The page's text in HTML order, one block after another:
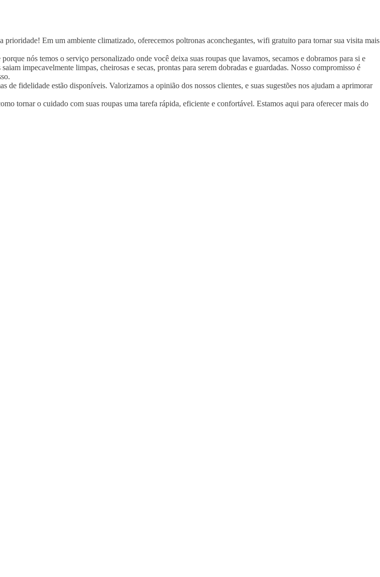
Em um ambiente climatizado, oferecemos poltronas aconchegantes, wifi gratuito para tornar sua visita mais
nós temos o serviço personalizado onde você deixa suas roupas que lavamos, secamos e dobramos para si e
impecavelmente limpas, cheirosas e secas, prontas para serem dobradas e guardadas. Nosso compromisso é
de fidelidade estão disponíveis. Valorizamos a opinião dos nossos clientes, e suas sugestões nos ajudam a aprimorar
tornar o cuidado com suas roupas uma tarefa rápida, eficiente e confortável. Estamos aqui para oferecer mais do